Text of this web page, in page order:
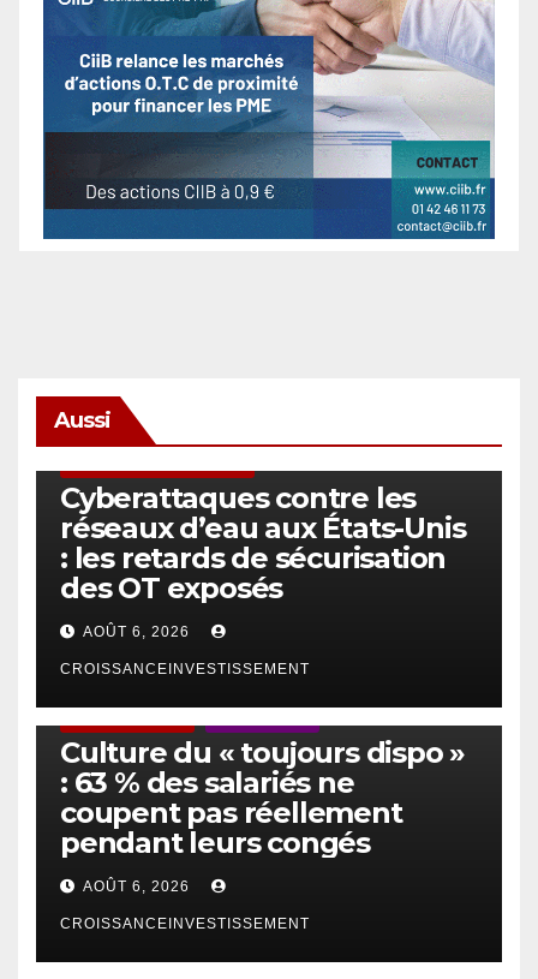
Aussi
Cyberattaques contre les
réseaux d’eau aux États-Unis
: les retards de sécurisation
des OT exposés
AOÛT 6, 2026
CROISSANCEINVESTISSEMENT
Culture du « toujours dispo »
: 63 % des salariés ne
coupent pas réellement
pendant leurs congés
AOÛT 6, 2026
CROISSANCEINVESTISSEMENT